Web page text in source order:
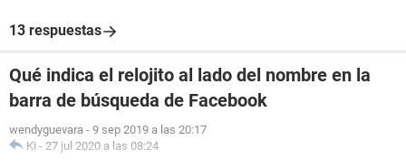
13 respuestas
Qué indica el relojito al lado del nombre en la
barra de búsqueda de Facebook
wendyguevara - 9 sep 2019 a las 20:17
Ki - 27 jul 2020 a las 08:24